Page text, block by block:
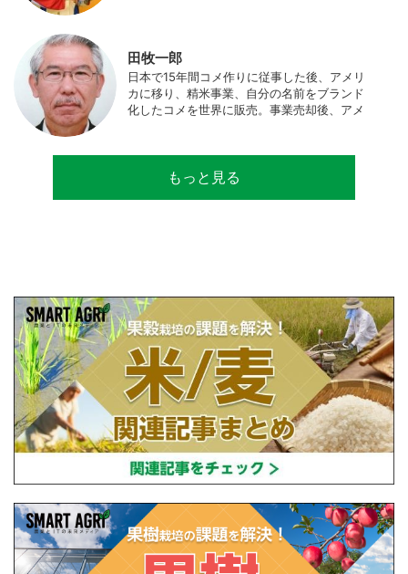
田牧一郎
日本で15年間コメ作りに従事した後、アメリ
カに移り、精米事業、自分の名前をブランド
化したコメを世界に販売。事業売却後、アメ
サルティングとして関わり、企業などの依頼
で世界12カ国の良質米生産可能産地を訪問調
もっと見る